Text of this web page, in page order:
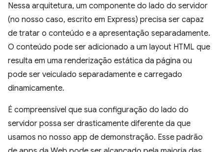
Nessa arquitetura, um componente do lado do servidor
(no nosso caso, escrito em Express) precisa ser capaz
de tratar o conteúdo e a apresentação separadamente.
O conteúdo pode ser adicionado a um layout HTML que
resulta em uma renderização estática da página ou
pode ser veiculado separadamente e carregado
dinamicamente.
É compreensível que sua configuração do lado do
servidor possa ser drasticamente diferente da que
usamos no nosso app de demonstração. Esse padrão